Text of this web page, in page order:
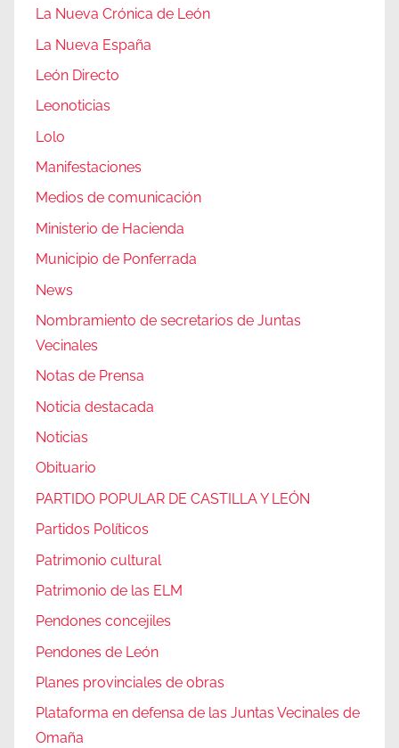
La Nueva Crónica de León
La Nueva España
León Directo
Leonoticias
Lolo
Manifestaciones
Medios de comunicación
Ministerio de Hacienda
Municipio de Ponferrada
News
Nombramiento de secretarios de Juntas
Vecinales
Notas de Prensa
Noticia destacada
Noticias
Obituario
PARTIDO POPULAR DE CASTILLA Y LEÓN
Partidos Políticos
Patrimonio cultural
Patrimonio de las ELM
Pendones concejiles
Pendones de León
Planes provinciales de obras
Plataforma en defensa de las Juntas Vecinales de
Omaña